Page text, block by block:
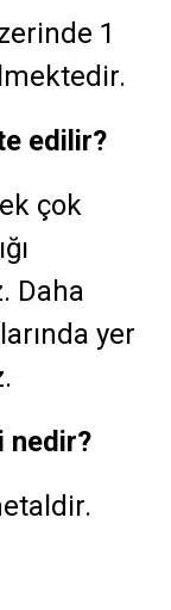
1
edilir?
çok
Daha
yer
nedir?